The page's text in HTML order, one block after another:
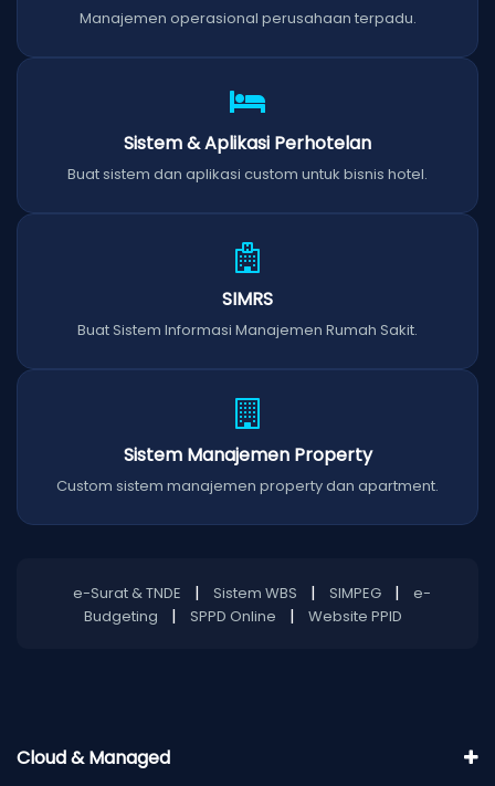
Manajemen operasional perusahaan terpadu.
Sistem & Aplikasi Perhotelan
Buat sistem dan aplikasi custom untuk bisnis hotel.
SIMRS
Buat Sistem Informasi Manajemen Rumah Sakit.
Sistem Manajemen Property
Custom sistem manajemen property dan apartment.
e-Surat & TNDE | Sistem WBS | SIMPEG |
e-
Budgeting
| SPPD Online | Website PPID
Cloud & Managed